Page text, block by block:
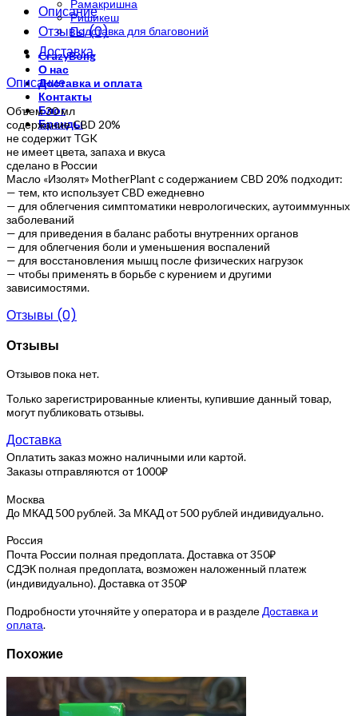
Рамакришна
Ришикеш
Подставка для благовоний
CrazyBong
О нас
Доставка и оплата
Контакты
Блог
Бренды
Описание
Отзывы (0)
Доставка
Описание
Объем 30 мл
содержание CBD 20%
не содержит TGK
не имеет цвета, запаха и вкуса
сделано в России
Масло «Изолят» MotherPlant с содержанием CBD 20% подходит:
— тем, кто использует CBD ежедневно
— для облегчения симптоматики неврологических, аутоиммунных
заболеваний
— для приведения в баланс работы внутренних органов
— для облегчения боли и уменьшения воспалений
— для восстановления мышц после физических нагрузок
— чтобы применять в борьбе с курением и другими
зависимостями.
Отзывы (0)
Отзывы
Отзывов пока нет.
Только зарегистрированные клиенты, купившие данный товар,
могут публиковать отзывы.
Доставка
Оплатить заказ можно наличными или картой.
Заказы отправляются от 1000₽
Москва
До МКАД 500 рублей. За МКАД от 500 рублей индивидуально.
Россия
Почта России полная предоплата. Доставка от 350₽
СДЭК полная предоплата, возможен наложенный платеж
(индивидуально). Доставка от 350₽
Подробности уточняйте у оператора и в разделе Доставка и
оплата.
Похожие